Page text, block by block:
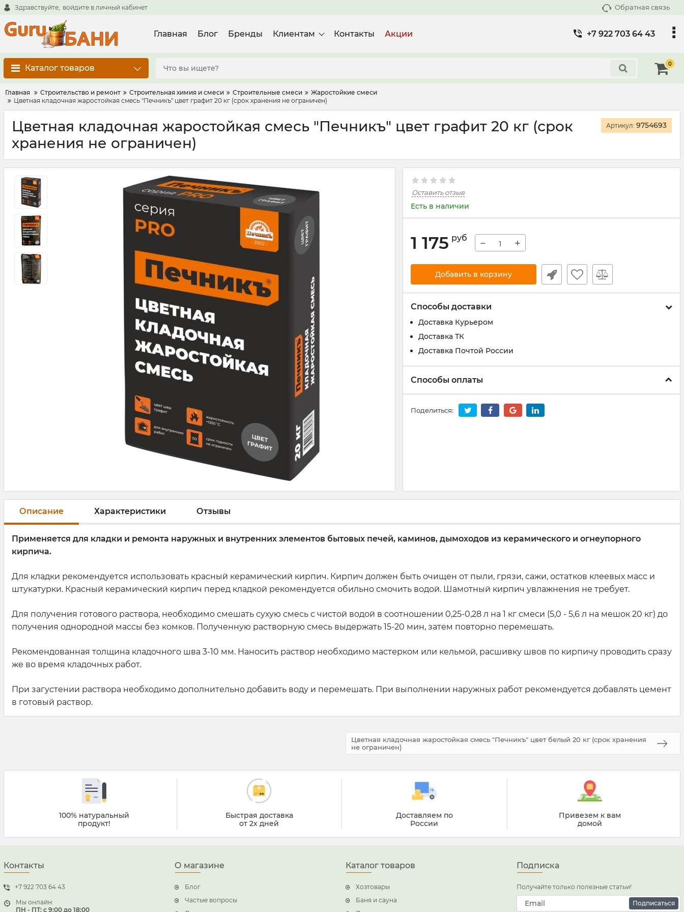
Здравствуйте, войдите в личный кабинет Обратная связь
Главная Блог Бренды Клиентам Контакты Акции +7 922 703 64 43
Каталог товаров 0
Главная Строительство и ремонт Строительная химия и смеси Строительные смеси
Жаростойкие смеси
Цветная кладочная жаростойкая смесь "Печникъ" цвет графит 20 кг (срок хранения не ограничен)
Цветная кладочная жаростойкая смесь "Печникъ" цвет графит 20 кг (срок
хранения не ограничен)
Артикул: 9754693
Оставить отзыв
Есть в наличии
1 175 руб − +
Добавить в корзину
Способы доставки
Доставка Курьером
Доставка ТК
Доставка Почтой России
Способы оплаты
Поделиться:
Описание Характеристики Отзывы
Применяется для кладки и ремонта наружных и внутренних элементов бытовых печей, каминов, дымоходов из керамического и огнеупорного
кирпича.
Для кладки рекомендуется использовать красный керамический кирпич. Кирпич должен быть очищен от пыли, грязи, сажи, остатков клеевых масс и
штукатурки. Красный керамический кирпич перед кладкой рекомендуется обильно смочить водой. Шамотный кирпич увлажнения не требует.
Для получения готового раствора, необходимо смешать сухую смесь с чистой водой в соотношении 0,25-0,28 л на 1 кг смеси (5,0 - 5,6 л на мешок 20 кг) до
получения однородной массы без комков. Полученную растворную смесь выдержать 15-20 мин, затем повторно перемешать.
Рекомендованная толщина кладочного шва 3-10 мм. Наносить раствор необходимо мастерком или кельмой, расшивку швов по кирпичу проводить сразу
же во время кладочных работ.
При загустении раствора необходимо дополнительно добавить воду и перемешать. При выполнении наружных работ рекомендуется добавлять цемент
в готовый раствор.
Цветная кладочная жаростойкая смесь "Печникъ" цвет белый 20 кг (срок хранения
не ограничен)
100% натуральный
продукт!
Быстрая доставка
от 2х дней
Доставляем по
России
Привезем к вам
домой
Контакты
+7 922 703 64 43
Мы онлайн:
ПН - ПТ: с 9:00 до 18:00
О магазине
Блог
Частые вопросы
Каталог товаров
Хозтовары
Баня и сауна
Подписка
Получайте только полезные статьи!
Подписаться